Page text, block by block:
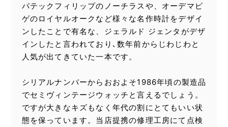
パテックフィリップのノーチラスや、オーデマピ
ゲのロイヤルオークなど様々な名作時計をデザイ
ンしたことで有名な、ジェラルド ジェンタがデザ
インしたと言われており､数年前からじわじわと
人気が出てきていた一本です。
シリアルナンバーからおおよそ1986年頃の製造品
でセミヴィンテージウォッチと言えるでしょう。
ですが大きなキズもなく年代の割にとてもいい状
態を保っています。当店提携の修理工房にて点検